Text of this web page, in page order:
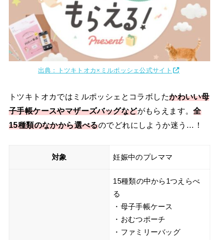
出典：トツキトオカ×ミルポッシェ公式サイト
トツキトオカではミルポッシェとコラボしたかわいい母
子手帳ケースやマザーズバッグなどがもらえます。全
15種類のなかから選べるのでどれにしようか迷う…！
対象 妊娠中のプレママ
15種類の中から1つえらべ
る
・母子手帳ケース
・おむつポーチ
・ファミリーバッグ